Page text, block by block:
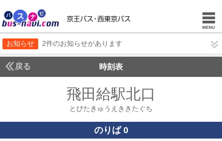
お知らせ 2件のお知らせがあります
戻る 時刻表
飛田給駅北口
とびたきゅうえききたぐち
のりば 0